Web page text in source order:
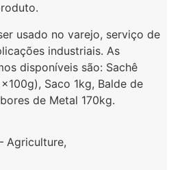
usado no varejo, serviço de
industriais. As
disponíveis são: Sachê
Saco 1kg, Balde de
de Metal 170kg.
Agriculture,